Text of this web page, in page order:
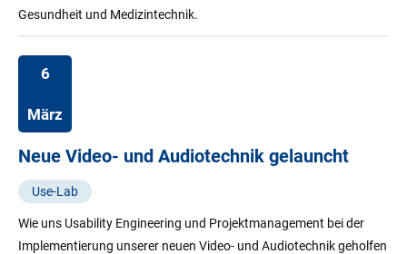
Gesundheit und Medizintechnik.
6
März
Neue Video- und Audiotechnik gelauncht
Use-Lab
Wie uns Usability Engineering und Projektmanagement bei der
Implementierung unserer neuen Video- und Audiotechnik geholfen